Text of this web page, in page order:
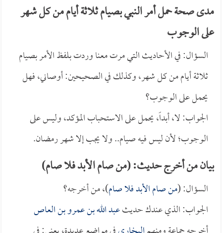
مدى صحة حمل أمر النبي بصيام ثلاثة أيام من كل شهر
على الوجوب
السؤال: في الأحاديث التي مرت معنا وردت بلفظ الأمر بصيام
ثلاثة أيام من كل شهر، وكذلك في الصحيحين: أوصاني، فهل
يحمل على الوجوب؟
الجواب: لا، أبداً، يحمل على الاستحباب المؤكد، وليس على
الوجوب؛ لأن ليس فيه صيام.. ولا يجب إلا شهر رمضان.
بيان من أخرج حديث: (من صام الأبد فلا صام)
السؤال: (من صام الأبد فلا صام)، من أخرجه؟
الجواب: الذي عندك حديثعبد الله بن عمرو بن العاص